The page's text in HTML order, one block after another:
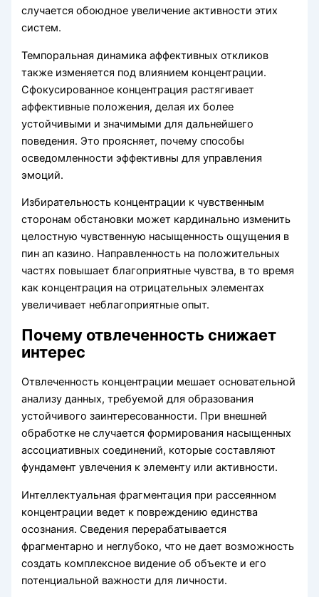
случается обоюдное увеличение активности этих
систем.
Темпоральная динамика аффективных откликов
также изменяется под влиянием концентрации.
Сфокусированное концентрация растягивает
аффективные положения, делая их более
устойчивыми и значимыми для дальнейшего
поведения. Это проясняет, почему способы
осведомленности эффективны для управления
эмоций.
Избирательность концентрации к чувственным
сторонам обстановки может кардинально изменить
целостную чувственную насыщенность ощущения в
пин ап казино. Направленность на положительных
частях повышает благоприятные чувства, в то время
как концентрация на отрицательных элементах
увеличивает неблагоприятные опыт.
Почему отвлеченность снижает
интерес
Отвлеченность концентрации мешает основательной
анализу данных, требуемой для образования
устойчивого заинтересованности. При внешней
обработке не случается формирования насыщенных
ассоциативных соединений, которые составляют
фундамент увлечения к элементу или активности.
Интеллектуальная фрагментация при рассеянном
концентрации ведет к повреждению единства
осознания. Сведения перерабатывается
фрагментарно и неглубоко, что не дает возможность
создать комплексное видение об объекте и его
потенциальной важности для личности.